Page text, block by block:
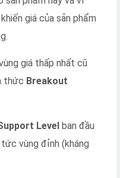
giá của sản phẩm
giá thấp nhất cũ
thức Breakout
Level ban đầu
tức vùng đỉnh (kháng